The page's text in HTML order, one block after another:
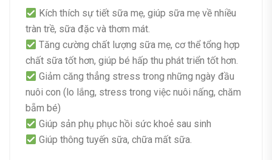
Kích thích sự tiết sữa mẹ, giúp sữa mẹ về nhiều
tràn trề, sữa đặc và thơm mát.
Tăng cường chất lượng sữa mẹ, cơ thể tổng hợp
chất sữa tốt hơn, giúp bé hấp thu phát triển tốt hơn.
Giảm căng thẳng stress trong những ngày đầu
nuôi con (lo lắng, stress trong việc nuôi nấng, chăm
bẵm bé)
Giúp sản phụ phục hồi sức khoẻ sau sinh
Giúp thông tuyến sữa, chữa mất sữa.